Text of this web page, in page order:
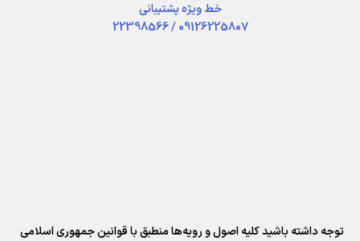
خط ویژه پشتیبانی
09126225807 / 22398566
توجه داشته باشید کلیه اصول و رویه‏‌ها منطبق با قوانین جمهوری اسلامی